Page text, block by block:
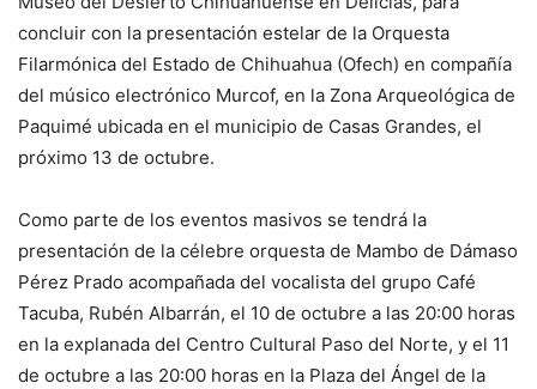
concluir con la presentación estelar de la Orquesta
Filarmónica del Estado de Chihuahua (Ofech) en compañía
del músico electrónico Murcof, en la Zona Arqueológica de
Paquimé ubicada en el municipio de Casas Grandes, el
próximo 13 de octubre.
Como parte de los eventos masivos se tendrá la
presentación de la célebre orquesta de Mambo de Dámaso
Pérez Prado acompañada del vocalista del grupo Café
Tacuba, Rubén Albarrán, el 10 de octubre a las 20:00 horas
en la explanada del Centro Cultural Paso del Norte, y el 11
de octubre a las 20:00 horas en la Plaza del Ángel de la